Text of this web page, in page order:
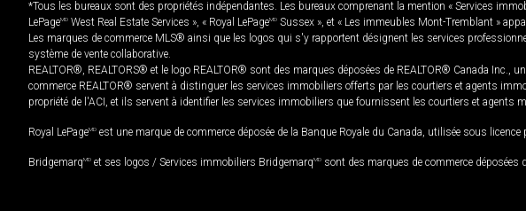
*Tous les bureaux sont des propriétés indépendantes. Les bureaux comprenant la mention « Services
LePageMD West Real Estate Services », « Royal LePageMD Sussex », et « Les immeubles Mont-Tremblant »
Les marques de commerce MLS® ainsi que les logos qui s'y rapportent désignent les services
système de vente collaborative.
REALTOR®, REALTORS® et le logo REALTOR® sont des marques déposées de REALTOR® Canada
commerce REALTOR® servent à distinguer les services immobiliers offerts par les courtiers et agents
propriété de l'ACI, et ils servent à identifier les services immobiliers que fournissent les courtiers et agents
Royal LePageMD est une marque de commerce déposée de la Banque Royale du Canada, utilisée sous
BridgemarqMD et ses logos / Services immobiliers BridgemarqMD sont des marques de commerce